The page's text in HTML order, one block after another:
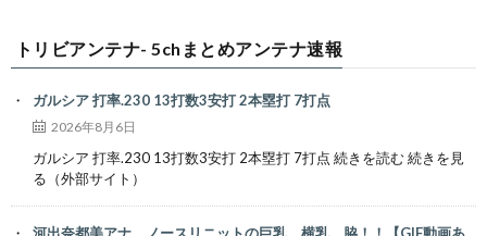
トリビアンテナ- 5chまとめアンテナ速報
ガルシア 打率.230 13打数3安打 2本塁打 7打点
2026年8月6日
ガルシア 打率.230 13打数3安打 2本塁打 7打点 続きを読む 続きを見
る（外部サイト）
河出奈都美アナ ノースリニットの巨乳、横乳、脇！！【GIF動画あ